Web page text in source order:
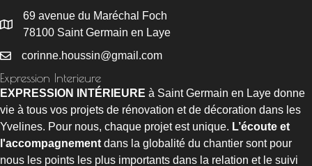
69 avenue du Maréchal Foch
78100 Saint Germain en Laye
corinne.houssin@gmail.com
Expression Interieure
EXPRESSION INTÉRIEURE à Saint Germain en Laye donne
vie à tous vos projets de rénovation et de décoration dans les
Yvelines. Pour nous, chaque projet est unique. L’écoute et
l'accompagnement dans la globalité du chantier sont pour
nous les points les plus importants dans la relation et le suivi